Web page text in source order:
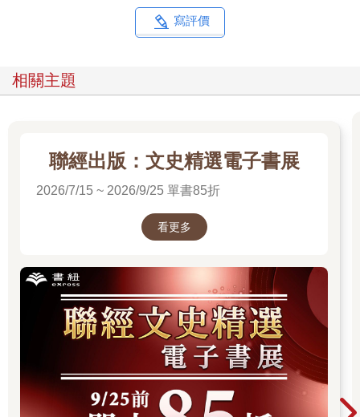
寫評價
相關主題
聯經出版：文史精選電子書展
2026/7/15 ~ 2026/9/25 單書85折
看更多